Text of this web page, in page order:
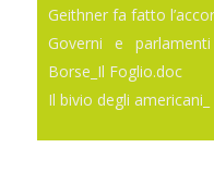
Geithner fa fatto
Governi e
Borse_Il Foglio.doc
Il bivio degli